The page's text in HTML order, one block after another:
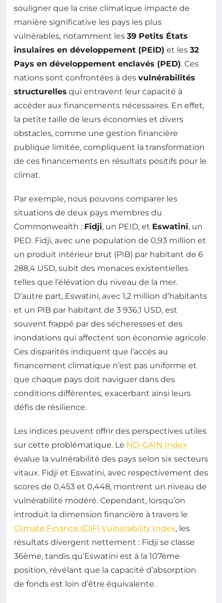
souligner que la crise climatique impacte de
manière significative les pays les plus
vulnérables, notamment les 39 Petits États
insulaires en développement (PEID) et les 32
Pays en développement enclavés (PED). Ces
nations sont confrontées à des vulnérabilités
structurelles qui entravent leur capacité à
accéder aux financements nécessaires. En effet,
la petite taille de leurs économies et divers
obstacles, comme une gestion financière
publique limitée, compliquent la transformation
de ces financements en résultats positifs pour le
climat.
Par exemple, nous pouvons comparer les
situations de deux pays membres du
Commonwealth : Fidji, un PEID, et Eswatini, un
PED. Fidji, avec une population de 0,93 million et
un produit intérieur brut (PIB) par habitant de 6
288,4 USD, subit des menaces existentielles
telles que l’élévation du niveau de la mer.
D’autre part, Eswatini, avec 1,2 million d’habitants
et un PIB par habitant de 3 936,1 USD, est
souvent frappé par des sécheresses et des
inondations qui affectent son économie agricole.
Ces disparités indiquent que l’accès au
financement climatique n’est pas uniforme et
que chaque pays doit naviguer dans des
conditions différentes, exacerbant ainsi leurs
défis de résilience.
Les indices peuvent offrir des perspectives utiles
sur cette problématique. Le ND-GAIN Index
évalue la vulnérabilité des pays selon six secteurs
vitaux. Fidji et Eswatini, avec respectivement des
scores de 0,453 et 0,448, montrent un niveau de
vulnérabilité modéré. Cependant, lorsqu’on
introduit la dimension financière à travers le
Climate Finance (CliF) Vulnerability Index, les
résultats divergent nettement : Fidji se classe
36ème, tandis qu’Eswatini est à la 107ème
position, révélant que la capacité d’absorption
de fonds est loin d’être équivalente.